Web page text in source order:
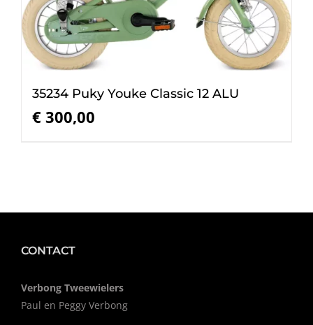
35234 Puky Youke Classic 12 ALU
€ 300,00
CONTACT
Verbong Tweewielers
Paul en Peggy Verbong